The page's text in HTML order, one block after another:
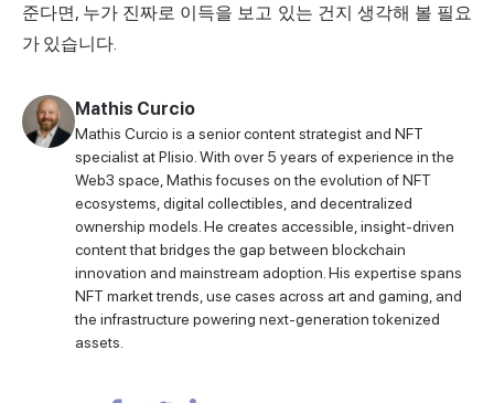
준다면, 누가 진짜로 이득을 보고 있는 건지 생각해 볼 필요
가 있습니다.
Mathis Curcio
Mathis Curcio is a senior content strategist and NFT
specialist at Plisio. With over 5 years of experience in the
Web3 space, Mathis focuses on the evolution of NFT
ecosystems, digital collectibles, and decentralized
ownership models. He creates accessible, insight-driven
content that bridges the gap between blockchain
innovation and mainstream adoption. His expertise spans
NFT market trends, use cases across art and gaming, and
the infrastructure powering next-generation tokenized
assets.